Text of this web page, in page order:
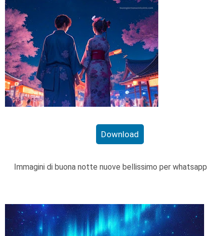
Download
Immagini di buona notte nuove bellissimo per whatsapp